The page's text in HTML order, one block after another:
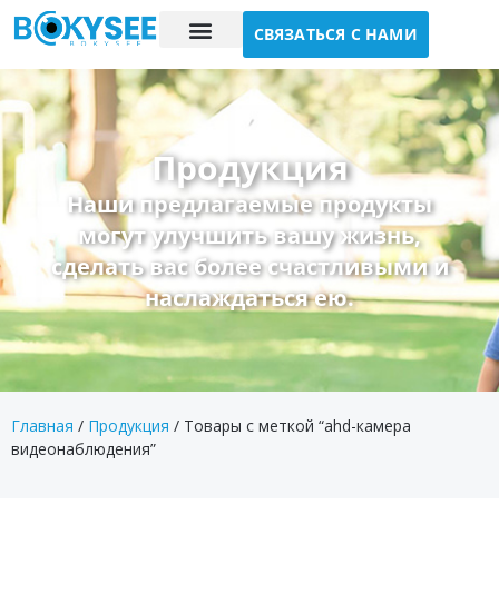
СВЯЗАТЬСЯ С НАМИ
Продукция
Наши предлагаемые продукты
могут улучшить вашу жизнь,
сделать вас более счастливыми и
наслаждаться ею.
Главная / Продукция / Товары с меткой “ahd-камера
видеонаблюдения”